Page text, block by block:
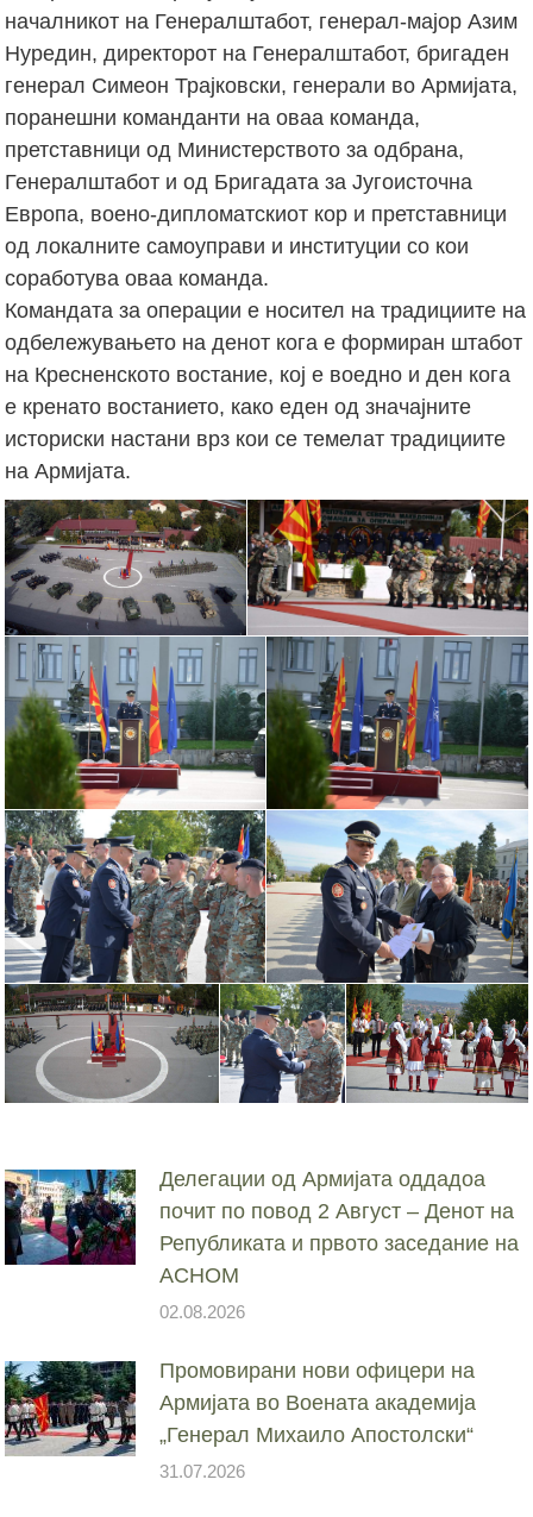
началникот на Генералштабот, генерал-мајор Азим
Нуредин, директорот на Генералштабот, бригаден
генерал Симеон Трајковски, генерали во Армијата,
поранешни команданти на оваа команда,
претставници од Министерството за одбрана,
Генералштабот и од Бригадата за Југоисточна
Европа, воено-дипломатскиот кор и претставници
од локалните самоуправи и институции со кои
соработува оваа команда.
Командата за операции е носител на традициите на
одбележувањето на денот кога е формиран штабот
на Кресненското востание, кој е воедно и ден кога
е кренато востанието, како еден од значајните
историски настани врз кои се темелат традициите
на Армијата.
Делегации од Армијата оддадоа
почит по повод 2 Август – Денот на
Републиката и првото заседание на
АСНОМ
02.08.2026
Промовирани нови офицери на
Армијата во Воената академија
„Генерал Михаило Апостолски“
31.07.2026